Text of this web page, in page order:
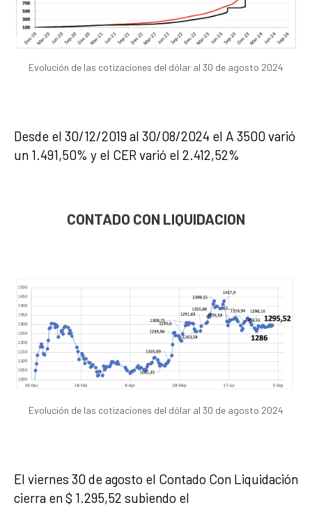
Evolución de las cotizaciones del dólar al 30 de agosto 2024
Desde el 30/12/2019 al 30/08/2024 el A 3500 varió
un 1.491,50% y el CER varió el 2.412,52%
CONTADO CON LIQUIDACION
Evolución de las cotizaciones del dólar al 30 de agosto 2024
El viernes 30 de agosto el Contado Con Liquidación
cierra en $ 1.295,52 subiendo el